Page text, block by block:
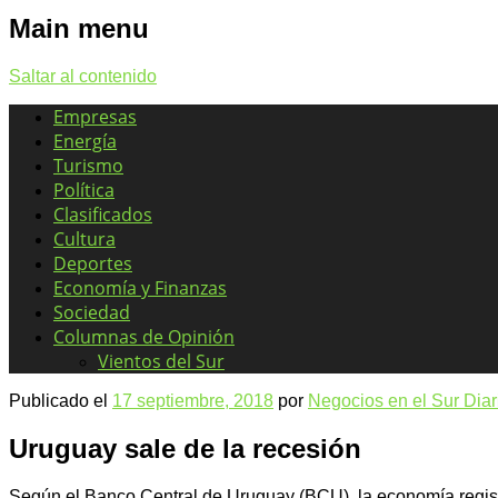
Main menu
Saltar al contenido
Empresas
Energía
Turismo
Política
Clasificados
Cultura
Deportes
Economía y Finanzas
Sociedad
Columnas de Opinión
Vientos del Sur
Publicado el 17 septiembre, 2018 por Negocios en el Sur
Uruguay sale de la recesión